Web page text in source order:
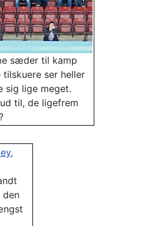
sæder til kamp
ser heller
sig lige meget.
til, de ligefrem
den